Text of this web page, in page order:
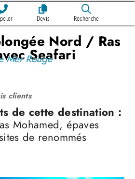
Devis Recherche
Nord / Ras
Seafari
Mer Rouge
clients
de cette destination :
Mohamed, épaves
de renommés